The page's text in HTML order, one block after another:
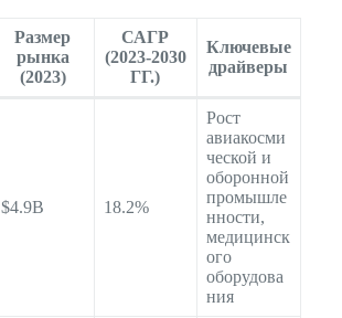
Размер
рынка
(2023)
САГР
(2023-2030
ГГ.)
Ключевые
драйверы
$4.9B 18.2%
Рост
авиакосми
ческой и
оборонной
промышле
нности,
медицинск
ого
оборудова
ния